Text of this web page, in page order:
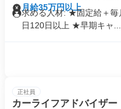
月給35万円以上
求める人材: ★固定給＋毎
日120日以上 ★早期キャ...
正社員
カーライフアドバイザー